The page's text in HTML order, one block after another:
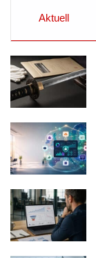
Aktuell